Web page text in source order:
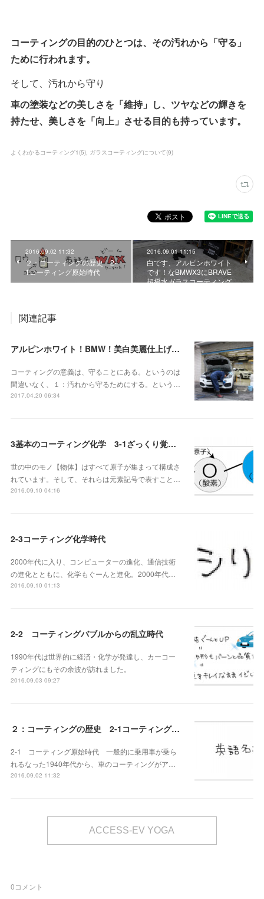
コーティングの目的のひとつは、その汚れから「守る」
ために行われます。
そして、汚れから守り
車の塗装などの美しさを「維持」し、ツヤなどの輝きを
持たせ、美しさを「向上」させる目的も持っています。
よくわかるコーティング1 (5) ガラスコーティングについて(9)
2016.09.02 11:32
２：コーティングの歴史 2-
1コーティング原始時代
2016.09.01 11:15
白です、アルピンホワイト
です！なBMWX3にBRAVE
超撥水ガラスコーティング
関連記事
アルピンホワイト！BMW！美白美麗仕上げに自信があります！
コーティングの意義は、守ることにある。というのは
間違いなく、１：汚れから守るためにする。という…
2017.04.20 06:34
3基本のコーティング化学 3-1ざっくり覚えよう元素記号
世の中のモノ【物体】はすべて原子が集まって構成さ
れています。そして、それらは元素記号で表すこと…
2016.09.10 04:16
2-3コーティング化学時代
2000年代に入り、コンピューターの進化、通信技術
の進化とともに、化学もぐーんと進化。2000年代…
2016.09.10 01:13
2-2 コーティングバブルからの乱立時代
1990年代は世界的に経済・化学が発達し、カーコー
ティングにもその余波が訪れました。
2016.09.03 09:27
２：コーティングの歴史 2-1コーティング原始時代
2-1 コーティング原始時代 一般的に乗用車が乗ら
れるなった1940年代から、車のコーティングがア…
2016.09.02 11:32
ACCESS-EV YOGA
0コメント